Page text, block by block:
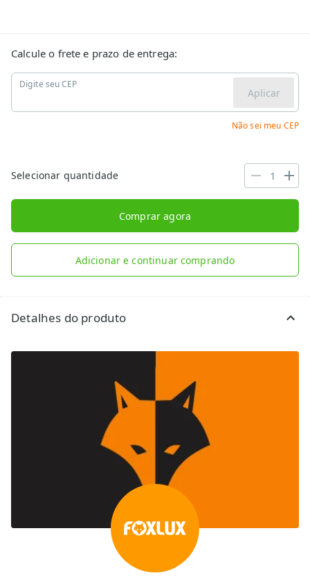
Calcule o frete e prazo de entrega:
Digite seu CEP
Aplicar
Não sei meu CEP
Selecionar quantidade
Comprar agora
Adicionar e continuar comprando
Detalhes do produto